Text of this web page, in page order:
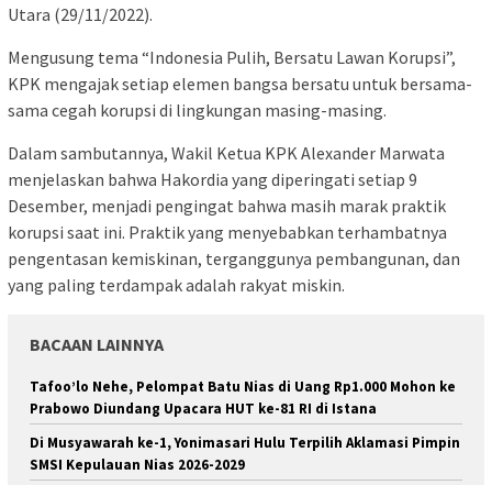
Utara (29/11/2022).
Mengusung tema “Indonesia Pulih, Bersatu Lawan Korupsi”,
KPK mengajak setiap elemen bangsa bersatu untuk bersama-
sama cegah korupsi di lingkungan masing-masing.
Dalam sambutannya, Wakil Ketua KPK Alexander Marwata
menjelaskan bahwa Hakordia yang diperingati setiap 9
Desember, menjadi pengingat bahwa masih marak praktik
korupsi saat ini. Praktik yang menyebabkan terhambatnya
pengentasan kemiskinan, terganggunya pembangunan, dan
yang paling terdampak adalah rakyat miskin.
BACAAN LAINNYA
Tafoo’lo Nehe, Pelompat Batu Nias di Uang Rp1.000 Mohon ke
Prabowo Diundang Upacara HUT ke-81 RI di Istana
Di Musyawarah ke-1, Yonimasari Hulu Terpilih Aklamasi Pimpin
SMSI Kepulauan Nias 2026-2029